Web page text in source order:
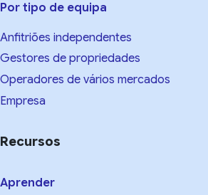
Por tipo de equipa
Anfitriões independentes
Gestores de propriedades
Operadores de vários mercados
Empresa
Recursos
Aprender